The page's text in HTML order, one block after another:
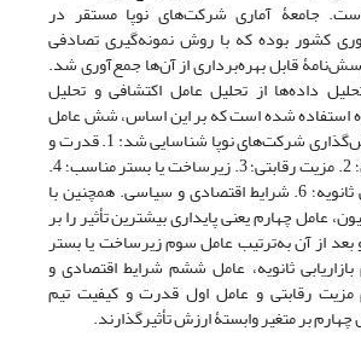
جامعۀ آماری شرکت‌های نوپا مستقر در
کشور بوده که با روش نمونه‌گیری تصادفی
تعداد 168 پرسش‌نامۀ قابل بهره‌برداری از آن‌ها جمع‌آوری شد.
داده‌ها از تحلیل عامل اکتشافی و تحلیل
استفاده ‌شده است که بر این اساس، شش عامل
اصلی اثرگذار بر ارزش‌گذاری شرکت‌های نوپا شناسایی شد: 1. قدرت و
کیفیت تیم کارآفرین؛ 2. مزیت رقابتی؛ 3. زیرساخت یا بستر مناسب؛ 4.
پایداری؛ 5. بازاریابی ثانویه؛ 6. شرایط اقتصادی و سیاسی. همچنین با
عامل چهارم یعنی پایداری بیشترین تأثیر را بر
بعد از آن به‌ترتیب عامل سوم زیرساخت یا بستر
ثانویه، عامل ششم شرایط اقتصادی و
رقابتی و عامل اول قدرت و کیفیت تیم
چهارم بر متغیر وابستۀ ارزش تأثیرگذارند.